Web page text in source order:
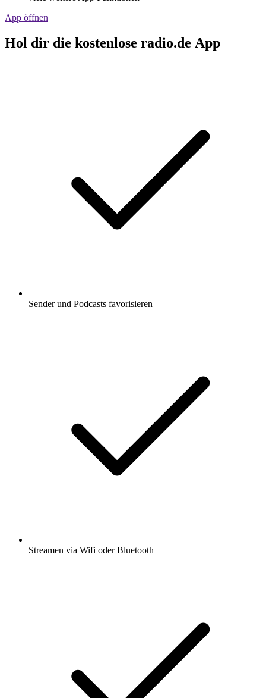
App öffnen
Hol dir die kostenlose radio.de App
Sender und Podcasts favorisieren
Streamen via Wifi oder Bluetooth